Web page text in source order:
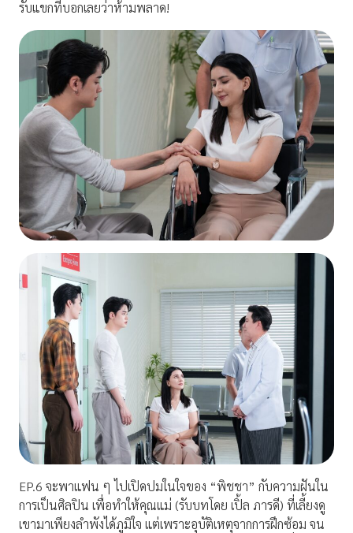
รับแขกที่บอกเลยว่าห้ามพลาด!
EP.6 จะพาแฟน ๆ ไปเปิดปมในใจของ “พิชชา” กับความฝันใน
การเป็นศิลปิน เพื่อทำให้คุณแม่ (รับบทโดย เปิ้ล ภารดี) ที่เลี้ยงดู
เขามาเพียงลำพังได้ภูมิใจ แต่เพราะอุบัติเหตุจากการฝึกซ้อม จน